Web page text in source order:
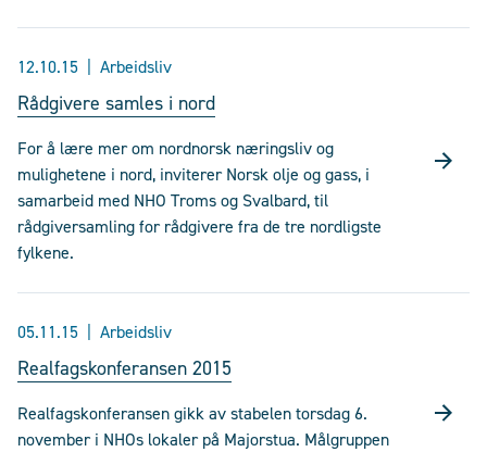
12.10.15 Arbeidsliv
Rådgivere samles i nord
For å lære mer om nordnorsk næringsliv og
mulighetene i nord, inviterer Norsk olje og gass, i
samarbeid med NHO Troms og Svalbard, til
rådgiversamling for rådgivere fra de tre nordligste
fylkene.
05.11.15 Arbeidsliv
Realfagskonferansen 2015
Realfagskonferansen gikk av stabelen torsdag 6.
november i NHOs lokaler på Majorstua. Målgruppen